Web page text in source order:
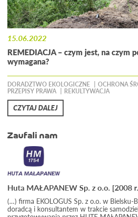
REMEDIACJA – czym jest, na czym
wymagana?
15.06.2022
DORADZTWO EKOLOGICZNE
OCHRONA
PRZEPISY PRAWA
REKULTYWACJA
CZYTAJ DALEJ
Zaufali nam
Huta MAŁAPANEW Sp. z o.o. [2008
(…) firma EKOLOGUS Sp. z o.o. w Bielsku-
doradcą i konsultantem w trakcie